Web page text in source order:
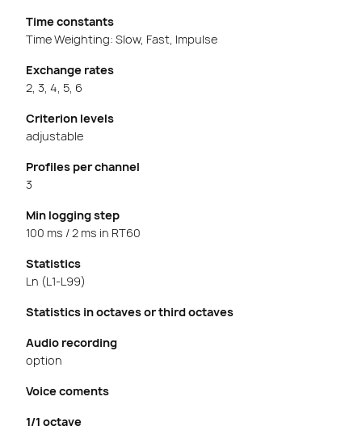
Time constants
Time Weighting: Slow, Fast, Impulse
Exchange rates
2, 3, 4, 5, 6
Criterion levels
adjustable
Profiles per channel
3
Min logging step
100 ms / 2 ms in RT60
Statistics
Ln (L1-L99)
Statistics in octaves or third octaves
Audio recording
option
Voice coments
1/1 octave